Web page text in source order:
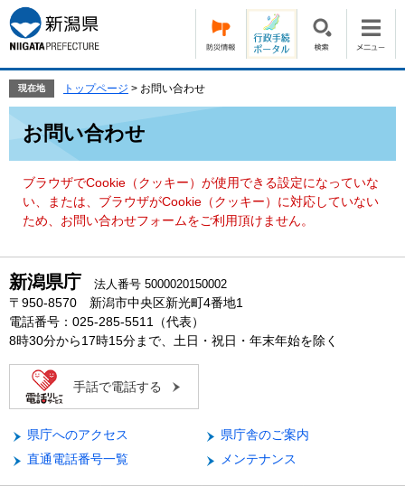
ー
ジ
の
頭
す。
ニ
ュ
ー
飛
て
現在地 トップページ > お問い合わせ
お問い合わせ
ブラウザでCookie（クッキー）が使用できる設定になっていな
い、または、ブラウザがCookie（クッキー）に対応していない
ため、お問い合わせフォームをご利用頂けません。
新潟県庁 法人番号 5000020150002
〒950-8570 新潟市中央区新光町4番地1
電話番号：025-285-5511（代表）
8時30分から17時15分まで、土日・祝日・年末年始を除く
手話で電話する
県庁へのアクセス
県庁舎のご案内
直通電話番号一覧
メンテナンス